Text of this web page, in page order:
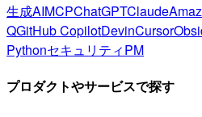
生成AIMCPChatGPTClaude
QGitHub CopilotDevinCursor
PythonセキュリティPM
プロダクトやサービスで探す